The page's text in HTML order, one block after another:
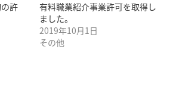
許
有料職業紹介事業許可を取得し
ました。
2019年10月1日
その他